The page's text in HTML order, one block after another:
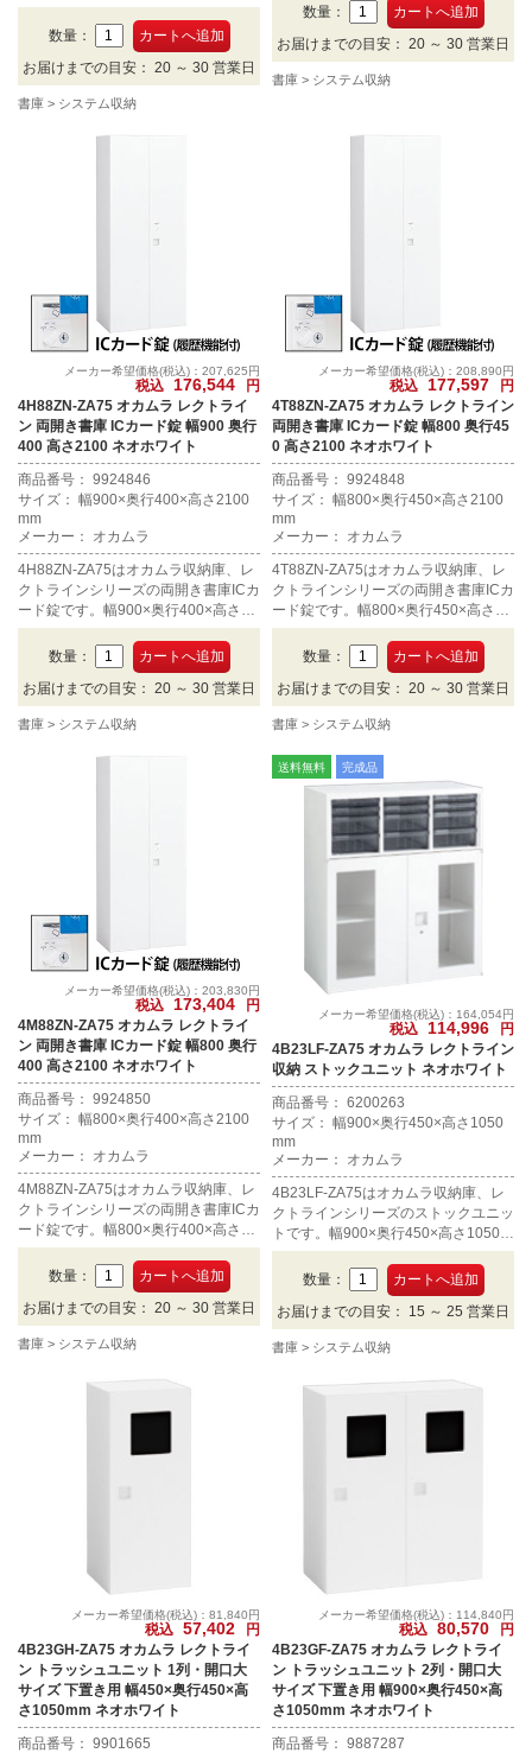
100mm×幅900mm×奥行450mm、カ
ラーはホワイト。
数量：
お届けまでの目安： 20 ～ 30 営業日
書庫 システム収納
数量：
お届けまでの目安： 20 ～ 30 営業日
書庫 システム収納
メーカー希望価格(税込)：207,625円
税込 176,544
円
4H88ZN-ZA75 オカムラ レクトライ
ン 両開き書庫 ICカード錠 幅900 奥行
400 高さ2100 ネオホワイト
商品番号： 9924846
サイズ： 幅900×奥行400×高さ2100
mm
メーカー： オカムラ
4H88ZN-ZA75はオカムラ収納庫、レ
クトラインシリーズの両開き書庫ICカ
ード錠です。幅900×奥行400×高さ21
00mm、カラーはネオホワイトです。
数量：
お届けまでの目安： 20 ～ 30 営業日
書庫 システム収納
メーカー希望価格(税込)：208,890円
税込 177,597
円
4T88ZN-ZA75 オカムラ レクトライン
両開き書庫 ICカード錠 幅800 奥行45
0 高さ2100 ネオホワイト
商品番号： 9924848
サイズ： 幅800×奥行450×高さ2100
mm
メーカー： オカムラ
4T88ZN-ZA75はオカムラ収納庫、レ
クトラインシリーズの両開き書庫ICカ
ード錠です。幅800×奥行450×高さ21
00mm、カラーはネオホワイトです。
数量：
お届けまでの目安： 20 ～ 30 営業日
書庫 システム収納
メーカー希望価格(税込)：203,830円
税込 173,404
円
4M88ZN-ZA75 オカムラ レクトライ
ン 両開き書庫 ICカード錠 幅800 奥行
400 高さ2100 ネオホワイト
商品番号： 9924850
サイズ： 幅800×奥行400×高さ2100
mm
メーカー： オカムラ
4M88ZN-ZA75はオカムラ収納庫、レ
クトラインシリーズの両開き書庫ICカ
ード錠です。幅800×奥行400×高さ21
00mm、カラーはネオホワイトです。
数量：
お届けまでの目安： 20 ～ 30 営業日
書庫 システム収納
送料無料 完成品
メーカー希望価格(税込)：164,054円
税込 114,996
円
4B23LF-ZA75 オカムラ レクトライン
収納 ストックユニット ネオホワイト
商品番号： 6200263
サイズ： 幅900×奥行450×高さ1050
mm
メーカー： オカムラ
4B23LF-ZA75はオカムラ収納庫、レ
クトラインシリーズのストックユニッ
トです。幅900×奥行450×高さ1050m
m、カラーはネオホワイトです。
数量：
お届けまでの目安： 15 ～ 25 営業日
書庫 システム収納
メーカー希望価格(税込)：81,840円
税込 57,402
円
4B23GH-ZA75 オカムラ レクトライ
ン トラッシュユニット 1列・開口大
サイズ 下置き用 幅450×奥行450×高
さ1050mm ネオホワイト
商品番号： 9901665
メーカー希望価格(税込)：114,840円
税込 80,570
円
4B23GF-ZA75 オカムラ レクトライ
ン トラッシュユニット 2列・開口大
サイズ 下置き用 幅900×奥行450×高
さ1050mm ネオホワイト
商品番号： 9887287